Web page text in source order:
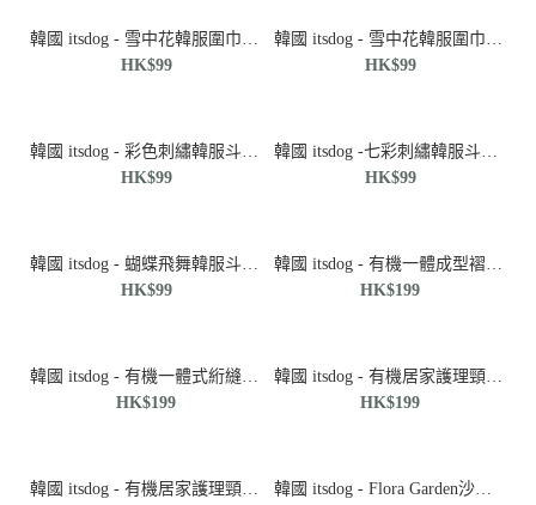
parisdog - 寵物太陽帽♡寵物衫
韓國 itsdog - 雪中花韓服圍巾(淺藍色)♡寵物衫
HK$99
韓國 itsdog - 雪中花韓服圍巾(深藍色)♡寵物衫
HK$99
韓國 itsdog - 彩色刺繡韓服斗篷（薄荷色）♡寵物衫
HK$99
韓國 itsdog -七彩刺繡韓服斗篷（粉紅色）♡寵物衫
HK$99
韓國 itsdog - 蝴蝶飛舞韓服斗篷♡寵物衫
HK$99
韓國 itsdog - 有機一體成型褶邊領口(果凍小兔)♡寵物衫
HK$199
韓國 itsdog - 有機一體式絎縫頸圈（果凍熊）♡寵物衫
HK$199
韓國 itsdog - 有機居家護理頸圈（粉紅色）♡寵物衫
HK$199
韓國 itsdog - 有機居家護理頸圈（藍色）♡寵物衫
韓國 itsdog - Flora Garden沙發床（紫羅蘭）♡寵物屋